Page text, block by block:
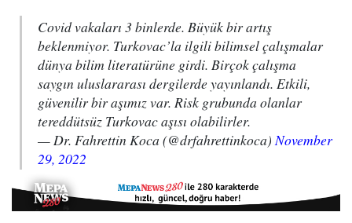
Covid vakaları 3 binlerde. Büyük bir artış
beklenmiyor. Turkovac’la ilgili bilimsel çalışmalar
dünya bilim literatürüne girdi. Birçok çalışma
saygın uluslararası dergilerde yayınlandı. Etkili,
güvenilir bir aşımız var. Risk grubunda olanlar
tereddütsüz Turkovac aşısı olabilirler.
— Dr. Fahrettin Koca (@drfahrettinkoca)November
29, 2022